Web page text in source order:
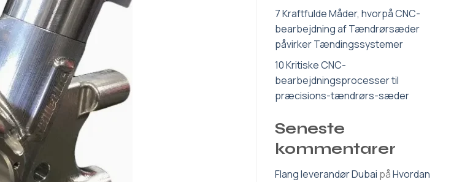
7 Kraftfulde Måder, hvorpå CNC-
bearbejdning af Tændrørsæder
påvirker Tændingssystemer
10 Kritiske CNC-
bearbejdningsprocesser til
præcisions-tændrørs-sæder
Seneste
kommentarer
Flang leverandør Dubai påHvordan